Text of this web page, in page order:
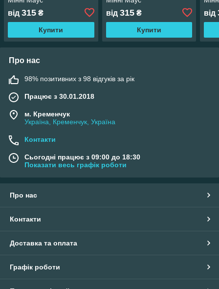
від 315 ₴
Купити
від 315₴
Купити
від
Про нас
98% позитивних з 98 відгуків за рік
Працює з 30.01.2018
м. Кременчук
Україна, Кременчук, Україна
Контакти
Сьогодні працює з 09:00 до 18:30
Показати весь графік роботи
Про нас
Контакти
Доставка та оплата
Графік роботи